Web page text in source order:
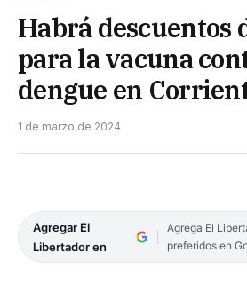
Habrá descuentos
para la vacuna
dengue en
1 de marzo de 2024
Agregar El
Libertador en
Agrega El
preferidos en